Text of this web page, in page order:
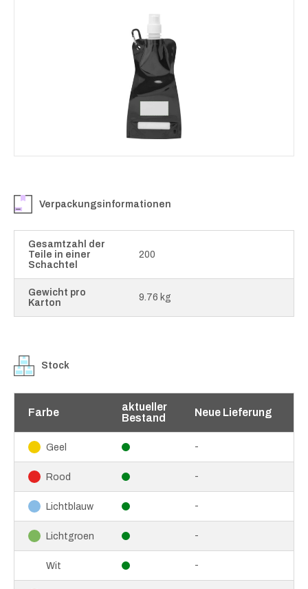
Verpackungsinformationen
Gesamtzahl der
Teile in einer
Schachtel
200
Gewicht pro
Karton
9.76 kg
Stock
Farbe
aktueller
Bestand
Neue Lieferung
Geel -
Rood -
Lichtblauw -
Lichtgroen -
Wit -